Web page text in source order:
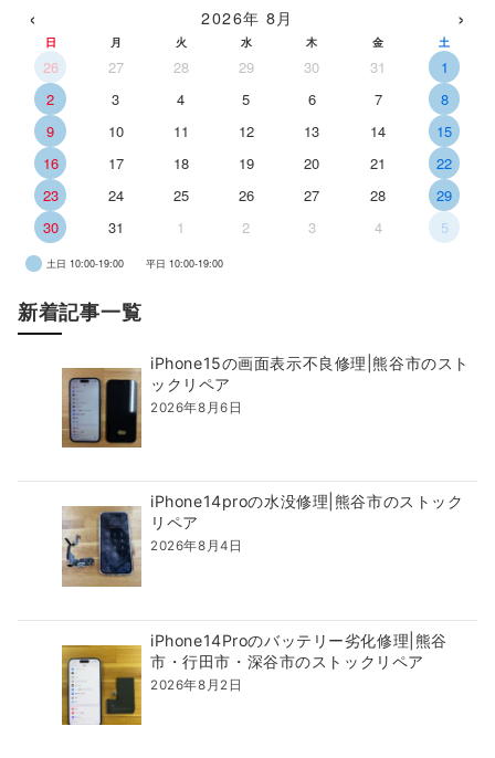
‹ 2026年 8月 ›
日 月 火 水 木 金 土
26 27 28 29 30 31
1
2
3 4 5 6 7
8
9
10 11 12 13 14
15
16
17 18 19 20 21
22
23
24 25 26 27 28
29
30
31 1 2 3 4 5
土日 10:00-19:00 平日 10:00-19:00
新着記事一覧
iPhone15の画面表示不良修理|熊谷市のスト
ックリペア
2026年8月6日
iPhone14proの水没修理|熊谷市のストック
リペア
2026年8月4日
iPhone14Proのバッテリー劣化修理|熊谷
市・行田市・深谷市のストックリペア
2026年8月2日